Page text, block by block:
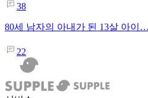
38
80세 남자의 아내가 된 13살 아이
22